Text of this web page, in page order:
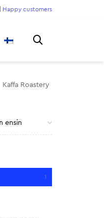
Happy customers
Kaffa Roastery
1